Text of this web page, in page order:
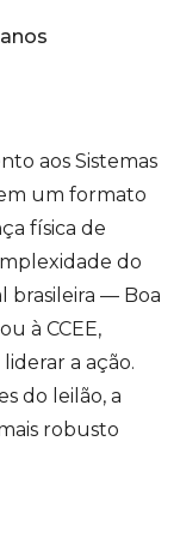
aos Sistemas
um formato
física de
do
brasileira — Boa
à CCEE,
a ação.
do leilão, a
robusto